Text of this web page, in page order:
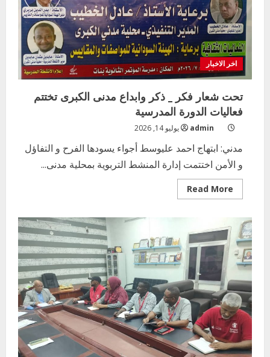
اخر الاخبار
تحت شعار فكر _ ذكر وابداع مدنى الكبرى تختتم
فعاليات الدورة المدرسية
admin يوليو 14, 2026
مدني: ابتهاج احمد عليوسط أجواء يسودها الفرح و التفاؤل
و الأمن اختتمت إدارة المنشط التربوية بمحلية مدنى...
Read More
more
_
ذكر
وابداع
مدنى
الكبرى
تختتم
فعاليات
الدورة
المدرسية